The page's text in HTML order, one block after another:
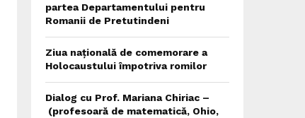
partea Departamentului pentru
Romanii de Pretutindeni
Ziua națională de comemorare a
Holocaustului împotriva romilor
Dialog cu Prof. Mariana Chiriac –
(profesoară de matematică, Ohio,